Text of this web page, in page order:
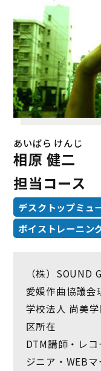
あいばら けんじ
相原 健二
担当コース
デスクトップミュ
ボイストレーニン
（株）SOUND
愛媛作曲協議会
学校法人 尚美
区所在
DTM講師・レ
ジニア・WEB